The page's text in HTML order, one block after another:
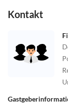
Kontakt